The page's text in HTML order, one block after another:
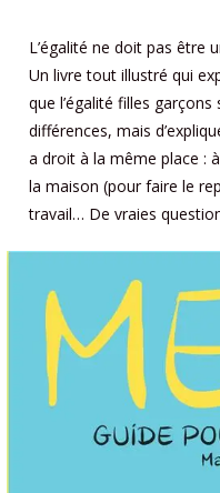
L’égalité ne doit pas être
Un livre tout illustré qui
que l’égalité filles garçons
différences, mais
a droit à la même place :
la maison (pour faire le
travail… De vraies